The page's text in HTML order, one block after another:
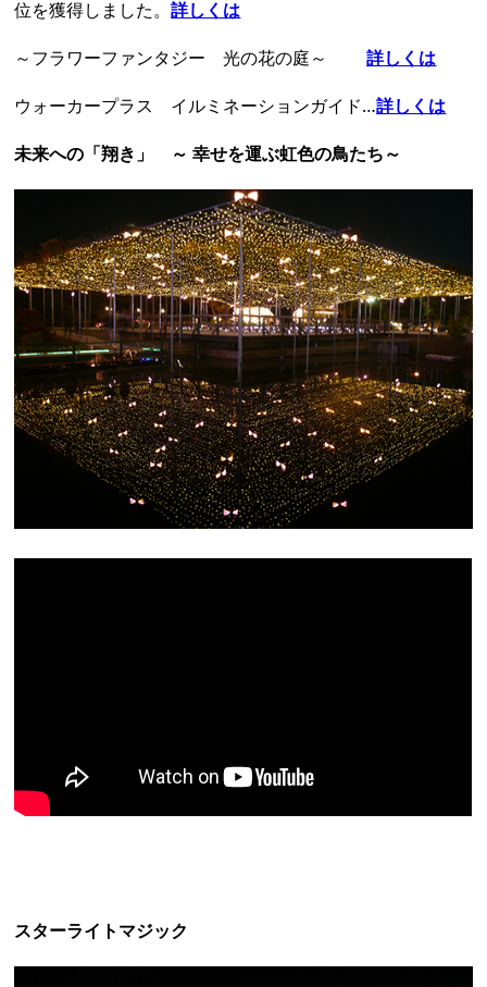
位を獲得しました。詳しくは
～フラワーファンタジー 光の花の庭～詳しくは
ウォーカープラス イルミネーションガイド…詳しくは
未来への「翔き」 ～ 幸せを運ぶ虹色の鳥たち～
スターライトマジック